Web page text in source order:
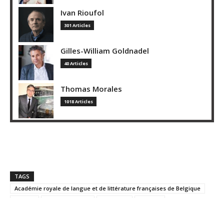
Ivan Rioufol
301 Articles
Gilles-William Goldnadel
40 Articles
Thomas Morales
1018 Articles
TAGS
Académie royale de langue et de littérature françaises de Belgique